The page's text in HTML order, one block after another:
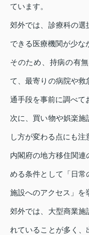
ています。
郊外では、診療科の
できる医療機関が少な
そのため、持病の有
て、最寄りの病院や救
通手段を事前に調べて
次に、買い物や娯楽
し方が変わる点にも注
内閣府の地方移住関
める条件として「日
施設へのアクセス」を
郊外では、大型商業
れていることが多く